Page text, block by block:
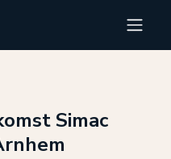
Simac